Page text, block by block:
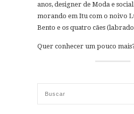
anos, designer de Moda e
morando em Itu com o noivo
Bento e os quatro cães
Quer conhecer um pouco